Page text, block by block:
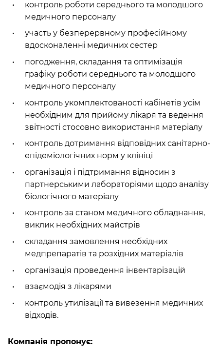
контроль роботи середнього та молодшого
медичного персоналу
участь у безперервному професійному
вдосконаленні медичних сестер
погодження, складання та оптимізація
графіку роботи середнього та молодшого
медичного персоналу
контроль укомплектованості кабінетів усім
необхідним для прийому лікаря та ведення
звітності стосовно використання матеріалу
контроль дотримання відповідних санітарно-
епідеміологічних норм у клініці
організація і підтримання відносин з
партнерськими лабораторіями щодо аналізу
біологічного матеріалу
контроль за станом медичного обладнання,
виклик необхідних майстрів
складання замовлення необхідних
медпрепаратів та розхідних матеріалів
організація проведення інвентарізацій
взаємодія з лікарями
контроль утилізації та вивезення медичних
відходів.
Компанія пропонує: